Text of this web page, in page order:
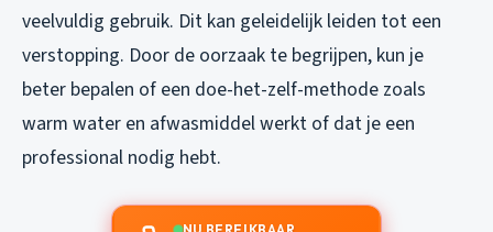
veelvuldig gebruik. Dit kan geleidelijk leiden tot een
verstopping. Door de oorzaak te begrijpen, kun je
beter bepalen of een doe-het-zelf-methode zoals
warm water en afwasmiddel werkt of dat je een
professional nodig hebt.